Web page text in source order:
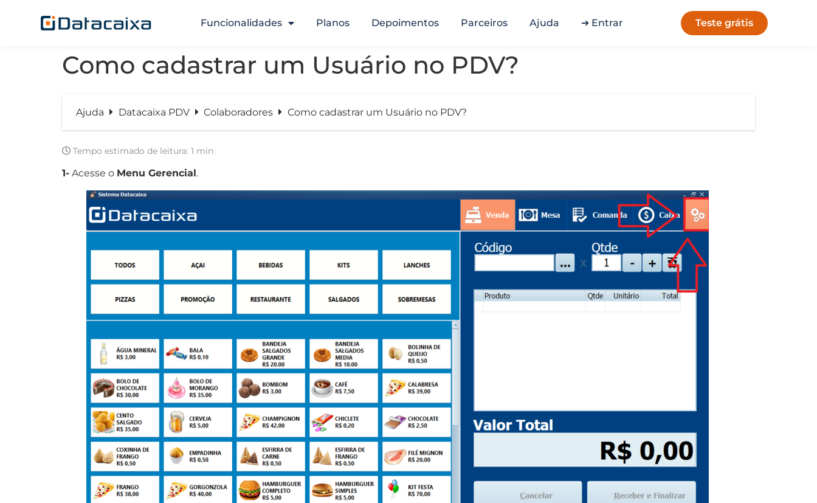
Funcionalidades Planos Depoimentos Parceiros Ajuda ➔ Entrar Teste grátis
Como cadastrar um Usuário no PDV?
Ajuda Datacaixa PDV Colaboradores Como cadastrar um Usuário no PDV?
Tempo estimado de leitura: 1 min
1- Acesse o Menu Gerencial.